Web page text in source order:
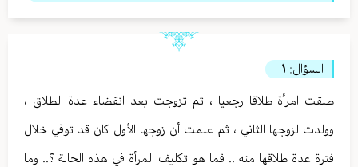
السؤال: ١
طلقت امرأة طلاقا رجعيا ، ثم تزوجت بعد انقضاء عدة الطلاق ،
وولدت لزوجها الثاني ، ثم علمت أن زوجها الأول كان قد توفي خلال
فترة عدة طلاقها منه .. فما هو تكليف المرأة في هذه الحالة ؟.. وما